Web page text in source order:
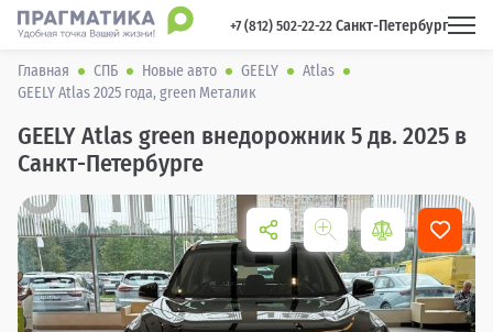
+7 (812) 502-22-22 Санкт-Петербург
Главная СПБ Новые авто GEELY
Atlas
GEELY Atlas 2025 года, green Металик
GEELY Atlas green внедорожник 5 дв. 2025 в
Санкт-Петербурге